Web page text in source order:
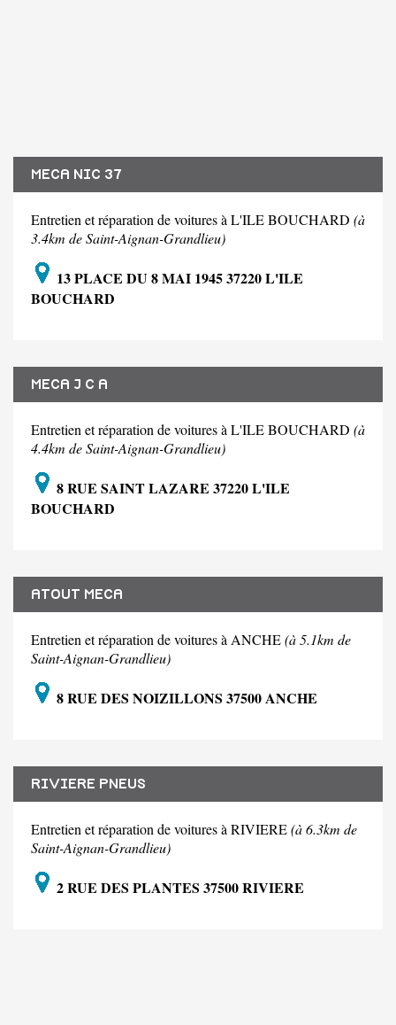
MECA NIC 37
Entretien et réparation de voitures à L'ILE BOUCHARD (à
3.4km de Saint-Aignan-Grandlieu)
13 PLACE DU 8 MAI 1945 37220 L'ILE
BOUCHARD
MECA J C A
Entretien et réparation de voitures à L'ILE BOUCHARD (à
4.4km de Saint-Aignan-Grandlieu)
8 RUE SAINT LAZARE 37220 L'ILE
BOUCHARD
ATOUT MECA
Entretien et réparation de voitures à ANCHE(à 5.1km de
Saint-Aignan-Grandlieu)
8 RUE DES NOIZILLONS 37500 ANCHE
RIVIERE PNEUS
Entretien et réparation de voitures à RIVIERE(à 6.3km de
Saint-Aignan-Grandlieu)
2 RUE DES PLANTES 37500 RIVIERE